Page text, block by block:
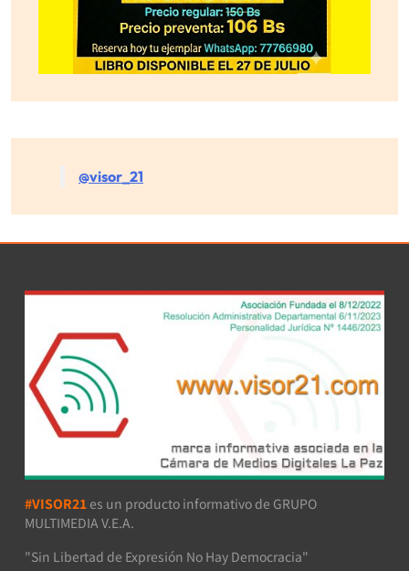
@visor_21
#VISOR21 es un producto informativo de GRUPO
MULTIMEDIA V.E.A.
"Sin Libertad de Expresión No Hay Democracia"